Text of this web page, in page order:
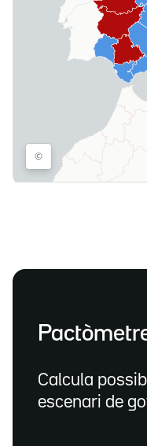
Calcula
escenari de